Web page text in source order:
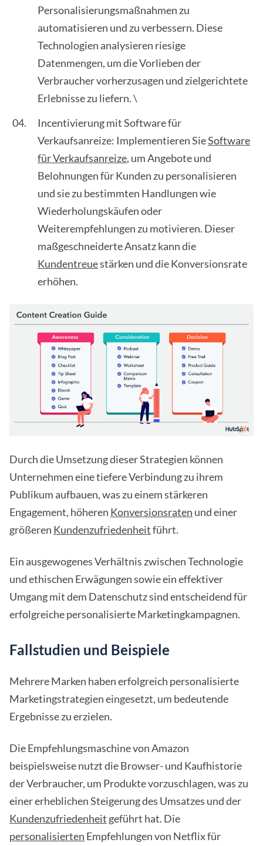
Personalisierungsmaßnahmen zu
automatisieren und zu verbessern. Diese
Technologien analysieren riesige
Datenmengen, um die Vorlieben der
Verbraucher vorherzusagen und zielgerichtete
Erlebnisse zu liefern. \
Incentivierung mit Software für
Verkaufsanreize: Implementieren SieSoftware
für Verkaufsanreize, um Angebote und
Belohnungen für Kunden zu personalisieren
und sie zu bestimmten Handlungen wie
Wiederholungskäufen oder
Weiterempfehlungen zu motivieren. Dieser
maßgeschneiderte Ansatz kann die
Kundentreuestärken und die Konversionsrate
erhöhen.
Durch die Umsetzung dieser Strategien können
Unternehmen eine tiefere Verbindung zu ihrem
Publikum aufbauen, was zu einem stärkeren
Engagement, höheren Konversionsraten und einer
größeren Kundenzufriedenheitführt.
Ein ausgewogenes Verhältnis zwischen Technologie
und ethischen Erwägungen sowie ein effektiver
Umgang mit dem Datenschutz sind entscheidend für
erfolgreiche personalisierte Marketingkampagnen.
Fallstudien und Beispiele
Mehrere Marken haben erfolgreich personalisierte
Marketingstrategien eingesetzt, um bedeutende
Ergebnisse zu erzielen.
Die Empfehlungsmaschine von Amazon
beispielsweise nutzt die Browser- und Kaufhistorie
der Verbraucher, um Produkte vorzuschlagen, was zu
einer erheblichen Steigerung des Umsatzes und der
Kundenzufriedenheit geführt hat. Die
personalisierten Empfehlungen von Netflix für